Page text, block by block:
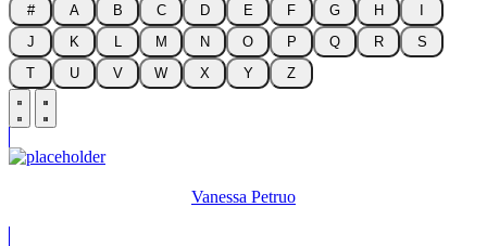
# A B C D E F G H
J
K M N O P Q R
S
T
U V W X Y Z
Vanessa Petruo